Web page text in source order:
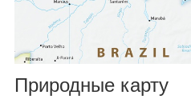
Природные карту